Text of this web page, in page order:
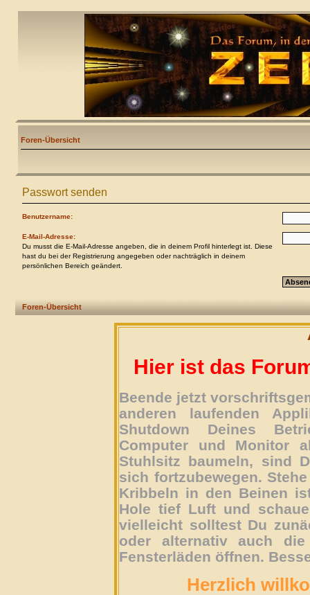
Foren-Übersicht
Passwort senden
Benutzername:
E-Mail-Adresse:
Du musst die E-Mail-Adresse angeben, die in deinem Profil hinterlegt ist. Diese
hast du bei der Registrierung angegeben oder nachträglich in deinem
persönlichen Bereich geändert.
Foren-Übersicht
Hier ist das
Beende jetzt
anderen laufenden
Shutdown Deines
Computer und Monitor
Stuhlsitz baumeln, sind
sich fortzubewegen.
Kribbeln in den Beinen
Hole tief Luft und
vielleicht solltest Du
oder alternativ auch
Fensterläden öffnen.
Herzlich